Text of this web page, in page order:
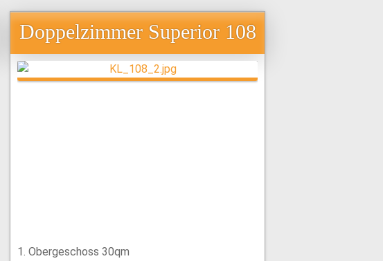
Doppelzimmer Superior 108
1. Obergeschoss 30qm